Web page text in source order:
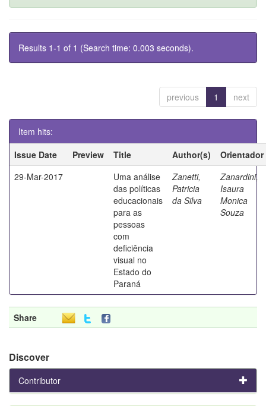
Results 1-1 of 1 (Search time: 0.003 seconds).
previous 1 next
Item hits:
Issue Date
Preview Title Author(s)
Orientador
29-Mar-2017
Uma análise
das políticas
educacionais
para as
pessoas
com
deficiência
visual no
Estado do
Paraná
Zanetti,
Patricia
da Silva
Zanardini,
Isaura
Monica
Souza
Share
Discover
Contributor